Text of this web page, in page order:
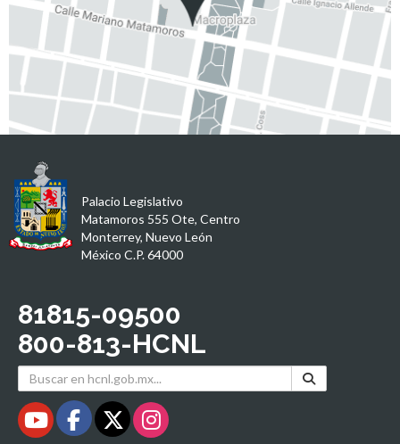
Palacio Legislativo
Matamoros 555 Ote, Centro
Monterrey, Nuevo León
México C.P. 64000
81815-09500
800-813-HCNL